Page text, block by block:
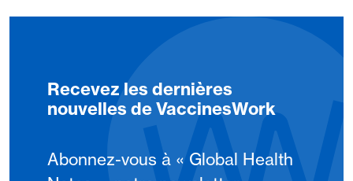
Recevez les dernières
nouvelles de VaccinesWork
Abonnez-vous à « Global Health